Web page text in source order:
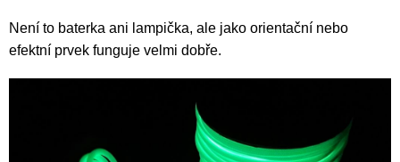
Není to baterka ani lampička, ale jako orientační nebo
efektní prvek funguje velmi dobře.